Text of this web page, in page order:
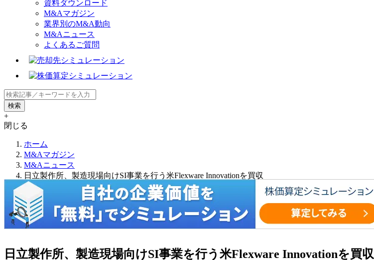
資料ダウンロード
M&Aマガジン
業界別のM&A動向
M&Aニュース
よくあるご質問
+
閉じる
ホーム
M&Aマガジン
M&Aニュース
日立製作所、製造現場向けSI事業を行う米Flexware Innovationを買収
日立製作所、製造現場向けSI事業を行う米Flexware Innovationを買収